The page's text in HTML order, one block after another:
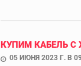
КУПИМ КАБЕЛЬ С
05 ИЮНЯ 2023 Г. В